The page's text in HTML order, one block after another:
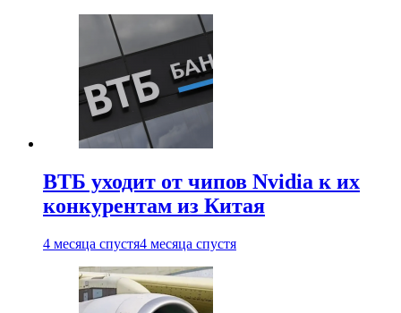
ВТБ уходит от чипов Nvidia к их
конкурентам из Китая
4 месяца спустя4 месяца спустя